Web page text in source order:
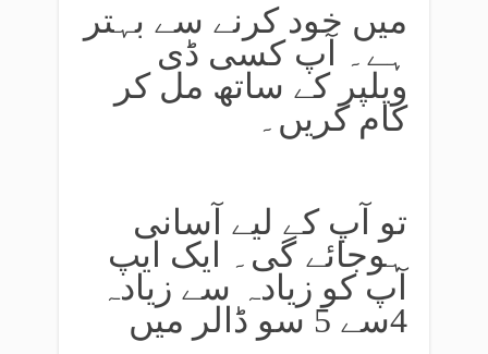
میں خود کرنے سے بہتر
ہے۔ آپ کسی ڈی
ویلپر کے ساتھ مل کر
کام کریں۔
تو آپ کے لیے آسانی
ہوجائے گی۔ ایک ایپ
آپ کو زیادہ سے زیادہ
4سے 5 سو ڈالر میں